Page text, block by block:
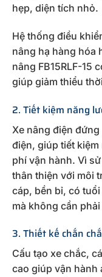
hẹp, diện tích nhỏ.
Hệ thống điều
nâng hạ hàng hóa
nâng FB15RLF-15
giúp giảm thiểu
2. Tiết kiệm năng
Xe nâng điện
điện, giúp tiết
phí vận hành. Vì
thân thiện với môi
cáp, bền bỉ, có
mà không cần
3. Thiết kế chắn
Cấu tạo xe chắc,
cao giúp vận hành